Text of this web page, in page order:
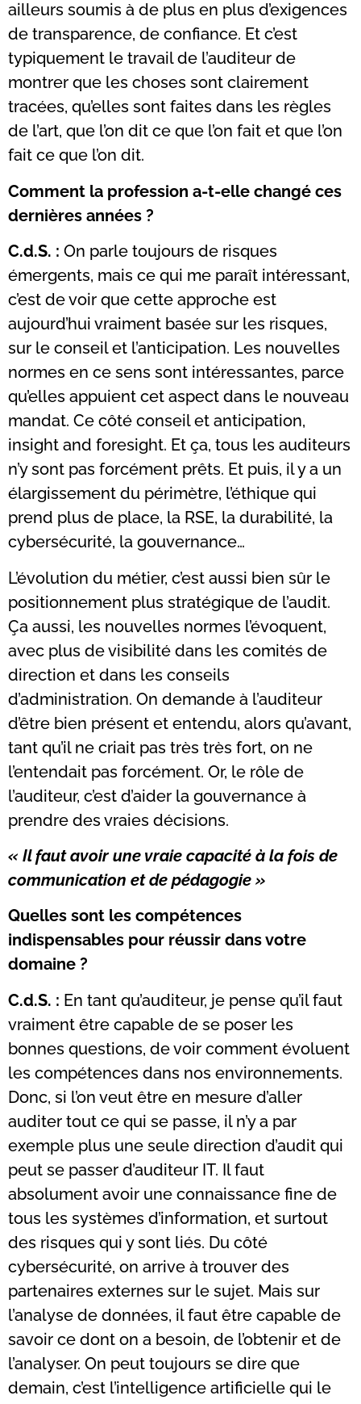
ailleurs soumis à de plus en plus d’exigences
de transparence, de confiance. Et c’est
typiquement le travail de l’auditeur de
montrer que les choses sont clairement
tracées, qu’elles sont faites dans les règles
de l’art, que l’on dit ce que l’on fait et que l’on
fait ce que l’on dit.
Comment la profession a-t-elle changé ces
dernières années ?
C.d.S. : On parle toujours de risques
émergents, mais ce qui me paraît intéressant,
c’est de voir que cette approche est
aujourd’hui vraiment basée sur les risques,
sur le conseil et l’anticipation. Les nouvelles
normes en ce sens sont intéressantes, parce
qu’elles appuient cet aspect dans le nouveau
mandat. Ce côté conseil et anticipation,
insight and foresight. Et ça, tous les auditeurs
n’y sont pas forcément prêts. Et puis, il y a un
élargissement du périmètre, l’éthique qui
prend plus de place, la RSE, la durabilité, la
cybersécurité, la gouvernance…
L’évolution du métier, c’est aussi bien sûr le
positionnement plus stratégique de l’audit.
Ça aussi, les nouvelles normes l’évoquent,
avec plus de visibilité dans les comités de
direction et dans les conseils
d’administration. On demande à l’auditeur
d’être bien présent et entendu, alors qu’avant,
tant qu’il ne criait pas très très fort, on ne
l’entendait pas forcément. Or, le rôle de
l’auditeur, c’est d’aider la gouvernance à
prendre des vraies décisions.
« Il faut avoir une vraie capacité à la fois de
communication et de pédagogie »
Quelles sont les compétences
indispensables pour réussir dans votre
domaine ?
C.d.S. : En tant qu’auditeur, je pense qu’il faut
vraiment être capable de se poser les
bonnes questions, de voir comment évoluent
les compétences dans nos environnements.
Donc, si l’on veut être en mesure d’aller
auditer tout ce qui se passe, il n’y a par
exemple plus une seule direction d’audit qui
peut se passer d’auditeur IT. Il faut
absolument avoir une connaissance fine de
tous les systèmes d’information, et surtout
des risques qui y sont liés. Du côté
cybersécurité, on arrive à trouver des
partenaires externes sur le sujet. Mais sur
l’analyse de données, il faut être capable de
savoir ce dont on a besoin, de l’obtenir et de
l’analyser. On peut toujours se dire que
demain, c’est l’intelligence artificielle qui le